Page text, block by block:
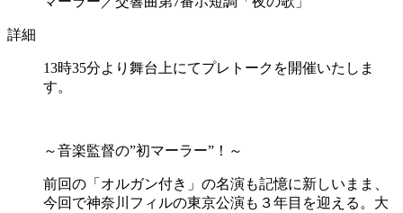
詳細
13時35分より舞台上にてプレトークを開催いたしま
す。
～音楽監督の”初マーラー”！～
前回の「オルガン付き」の名演も記憶に新しいまま、
今回で神奈川フィルの東京公演も３年目を迎える。大